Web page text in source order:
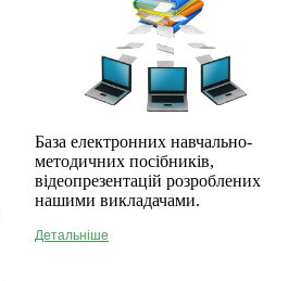
База електронних навчально-
методичних посібників,
відеопрезентацій розроблених
нашими викладачами.
Детальніше